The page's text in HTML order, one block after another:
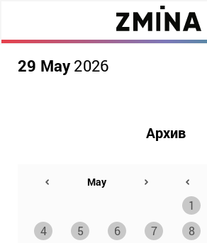
29 May 2026
Архив
1
4
5 6 7 8